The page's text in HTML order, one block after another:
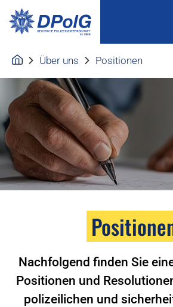
Über uns Positionen
Nachfolgend finden Sie
Positionen und
polizeilichen und